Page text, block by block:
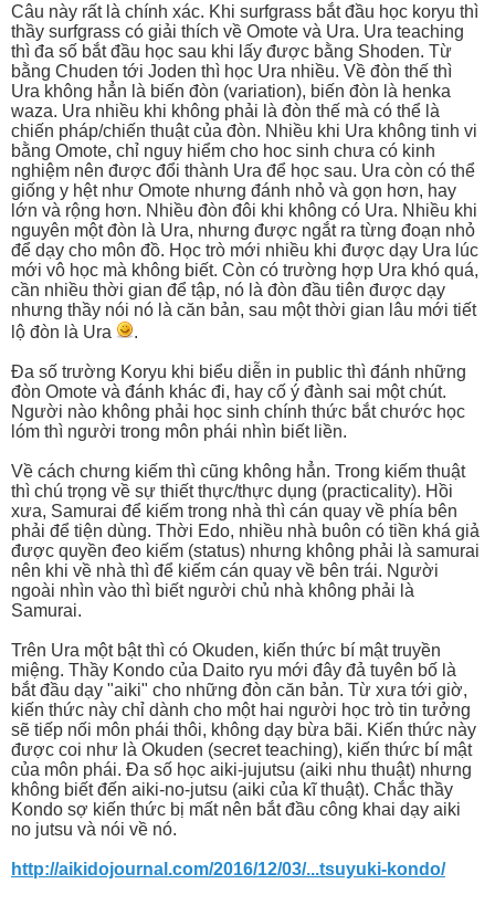
Câu này rất là chính xác. Khi surfgrass bắt đầu học koryu thì
thầy surfgrass có giải thích về Omote và Ura. Ura teaching
thì đa số bắt đầu học sau khi lấy được bằng Shoden. Từ
bằng Chuden tới Joden thì học Ura nhiều. Về đòn thế thì
Ura không hẳn là biến đòn (variation), biến đòn là henka
waza. Ura nhiều khi không phải là đòn thế mà có thể là
chiến pháp/chiến thuật của đòn. Nhiều khi Ura không tinh vi
bằng Omote, chỉ nguy hiểm cho hoc sinh chưa có kinh
nghiệm nên được đổi thành Ura để học sau. Ura còn có thể
giống y hệt như Omote nhưng đánh nhỏ và gọn hơn, hay
lớn và rộng hơn. Nhiều đòn đôi khi không có Ura. Nhiều khi
nguyên một đòn là Ura, nhưng được ngắt ra từng đoạn nhỏ
để dạy cho môn đồ. Học trò mới nhiều khi được dạy Ura lúc
mới vô học mà không biết. Còn có trường hợp Ura khó quá,
cần nhiều thời gian để tập, nó là đòn đầu tiên được dạy
nhưng thầy nói nó là căn bản, sau một thời gian lâu mới tiết
lộ đòn là Ura
.
Đa số trường Koryu khi biểu diễn in public thì đánh những
đòn Omote và đánh khác đi, hay cố ý đành sai một chút.
Người nào không phải học sinh chính thức bắt chước học
lóm thì người trong môn phái nhìn biết liền.
Về cách chưng kiếm thì cũng không hẳn. Trong kiếm thuật
thì chú trọng về sự thiết thực/thực dụng (practicality). Hồi
xưa, Samurai để kiếm trong nhà thì cán quay về phía bên
phải để tiện dùng. Thời Edo, nhiều nhà buôn có tiền khá giả
được quyền đeo kiếm (status) nhưng không phải là samurai
nên khi về nhà thì để kiếm cán quay về bên trái. Người
ngoài nhìn vào thì biết người chủ nhà không phải là
Samurai.
Trên Ura một bật thì có Okuden, kiến thức bí mật truyền
miệng. Thầy Kondo của Daito ryu mới đây đả tuyên bố là
bắt đầu dạy "aiki" cho những đòn căn bản. Từ xưa tới giờ,
kiến thức này chỉ dành cho một hai người học trò tin tưởng
sẽ tiếp nối môn phái thôi, không dạy bừa bãi. Kiến thức này
được coi như là Okuden (secret teaching), kiến thức bí mật
của môn phái. Đa số học aiki-jujutsu (aiki nhu thuật) nhưng
không biết đến aiki-no-jutsu (aiki của kĩ thuật). Chắc thầy
Kondo sợ kiến thức bị mất nên bắt đầu công khai dạy aiki
no jutsu và nói về nó.
http://aikidojournal.com/2016/12/03/...tsuyuki-kondo/